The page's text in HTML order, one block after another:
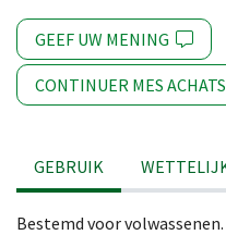
GEEF UW MENING
CONTINUER MES ACHATS
GEBRUIK
Bestemd voor